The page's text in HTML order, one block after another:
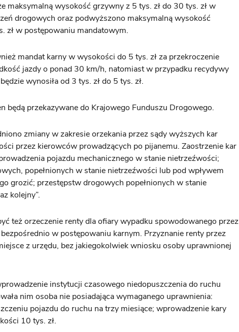
maksymalną wysokość grzywny z 5 tys. zł do 30 tys. zł w
drogowych oraz podwyższono maksymalną wysokość
zł w postępowaniu mandatowym.
mandat karny w wysokości do 5 tys. zł za przekroczenie
jazdy o ponad 30 km/h, natomiast w przypadku recydywy
wynosiła od 3 tys. zł do 5 tys. zł.
będą przekazywane do Krajowego Funduszu Drogowego.
zmiany w zakresie orzekania przez sądy wyższych kar
przez kierowców prowadzących po pijanemu. Zaostrzenie kar
pojazdu mechanicznego w stanie nietrzeźwości;
popełnionych w stanie nietrzeźwości lub pod wpływem
grozić; przestępstw drogowych popełnionych w stanie
kolejny”.
też orzeczenie renty dla ofiary wypadku spowodowanego przez
w postępowaniu karnym. Przyznanie renty przez
z urzędu, bez jakiegokolwiek wniosku osoby uprawnionej
instytucji czasowego niedopuszczenia do ruchu
nim osoba nie posiadająca wymaganego uprawnienia:
pojazdu do ruchu na trzy miesiące; wprowadzenie kary
10 tys. zł.